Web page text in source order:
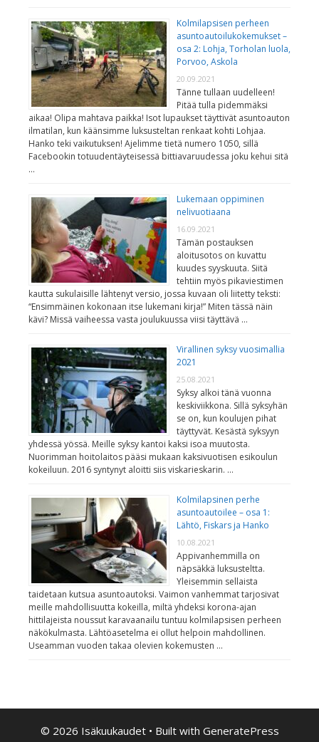
Kolmilapsisen perheen
asuntoautoilukokemukset –
osa 2: Lohja, Torholan luola,
Porvoo, Askola
20.09.2021
Tänne tullaan uudelleen!
Pitää tulla pidemmäksi
aikaa! Olipa mahtava paikka! Isot lupaukset täyttivät asuntoauton
ilmatilan, kun käänsimme luksusteltan renkaat kohti Lohjaa.
Hanko teki vaikutuksen! Ajelimme tietä numero 1050, sillä
Facebookin totuudentäyteisessä bittiavaruudessa joku kehui sitä
…
Lukemaan oppiminen
nelivuotiaana
16.09.2021
Tämän postauksen
aloitusotos on kuvattu
kuudes syyskuuta. Siitä
tehtiin myös pikaviestimen
kautta sukulaisille lähtenyt versio, jossa kuvaan oli liitetty teksti:
“Ensimmäinen kokonaan itse lukemani kirja!” Miten tässä näin
kävi? Missä vaiheessa vasta joulukuussa viisi täyttävä …
Virallinen syksy vuosimallia
2021
25.08.2021
Syksy alkoi tänä vuonna
keskiviikkona. Sillä syksyhän
se on, kun koulujen pihat
täyttyvät. Kesästä syksyyn
yhdessä yössä. Meille syksy kantoi kaksi isoa muutosta.
Nuorimman hoitolaitos pääsi mukaan kaksivuotisen esikoulun
kokeiluun. 2016 syntynyt aloitti siis viskarieskarin. …
Kolmilapsinen perhe
asuntoautoilee – osa 1:
Lähtö, Fiskars ja Hanko
10.08.2021
Appivanhemmilla on
näpsäkkä luksusteltta.
Yleisemmin sellaista
taidetaan kutsua asuntoautoksi. Vaimon vanhemmat tarjosivat
meille mahdollisuutta kokeilla, miltä yhdeksi korona-ajan
hittilajeista noussut karavaanailu tuntuu kolmilapsisen perheen
näkökulmasta. Lähtöasetelma ei ollut helpoin mahdollinen.
Useamman vuoden takaa olevien kokemusten …
© 2026 Isäkuukaudet• Built with GeneratePress